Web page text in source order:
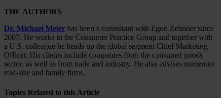
THE AUTHORS
Dr. Michael Meier has been a consultant with Egon Zehnder since
2007. He works in the Consumer Practice Group and together with
a U.S. colleague he heads up the global segment Chief Marketing
Officer. His clients include companies from the consumer goods
sector, as well as from trade and industry. He also advises numerous
mid-size and family firms.
Topics Related to this Article